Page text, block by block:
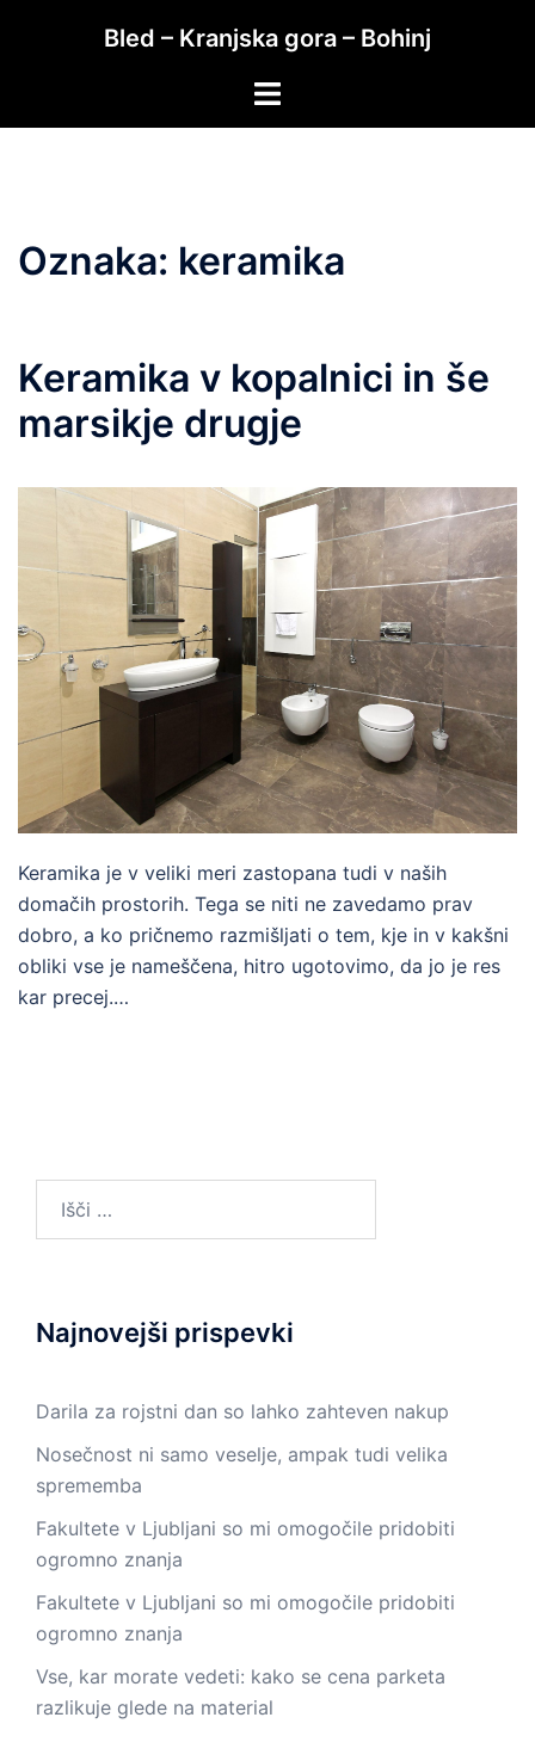
Bled – Kranjska gora – Bohinj
Toggle
Oznaka: keramika
Keramika v kopalnici in še
marsikje drugje
Keramika je v veliki meri zastopana tudi v naših
domačih prostorih. Tega se niti ne zavedamo prav
dobro, a ko pričnemo razmišljati o tem, kje in v kakšni
obliki vse je nameščena, hitro ugotovimo, da jo je res
kar precej.…
Najnovejši prispevki
Darila za rojstni dan so lahko zahteven nakup
Nosečnost ni samo veselje, ampak tudi velika
sprememba
Fakultete v Ljubljani so mi omogočile pridobiti
ogromno znanja
Fakultete v Ljubljani so mi omogočile pridobiti
ogromno znanja
Vse, kar morate vedeti: kako se cena parketa
razlikuje glede na material